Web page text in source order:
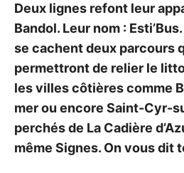
Deux lignes refont leur
Bandol. Leur nom :
se cachent deux parcours
permettront de relier le
les villes côtières comme
mer ou encore Saint-Cyr-
perchés de La Cadière
même Signes. On vous dit